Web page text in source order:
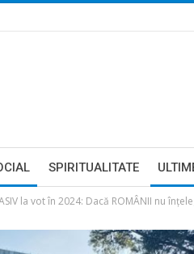
SPIRITUALITATE
la vot în 2024: Dacă ROMÂNII nu